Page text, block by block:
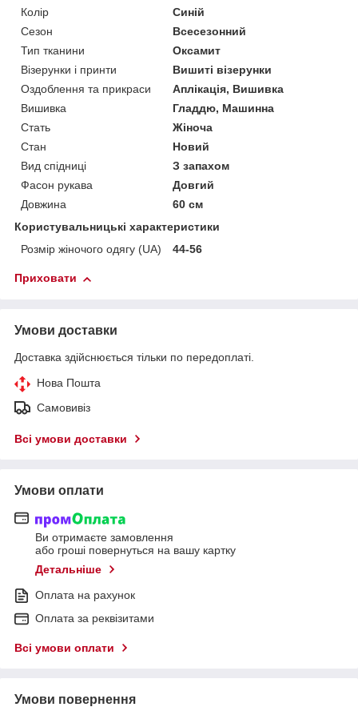
Колір
Синій
Сезон
Всесезонний
Тип тканини
Оксамит
Візерунки і принти
Вишиті візерунки
Оздоблення та прикраси
Аплікація, Вишивка
Вишивка
Гладдю, Машинна
Стать
Жіноча
Стан
Новий
Вид спідниці
З запахом
Фасон рукава
Довгий
Довжина
60 см
Користувальницькі характеристики
Розмір жіночого одягу (UA)
44-56
Приховати
Умови доставки
Доставка здійснюється тільки по передоплаті.
Нова Пошта
Самовивіз
Всі умови доставки
Умови оплати
Ви отримаєте замовлення
або гроші повернуться на вашу картку
Детальніше
Оплата на рахунок
Оплата за реквізитами
Всі умови оплати
Умови повернення